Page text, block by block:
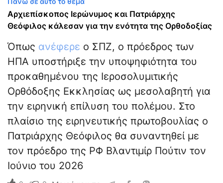
Αρχιεπίσκοπος Ιερώνυμος και Πατριάρχης
Θεόφιλος κάλεσαν για την ενότητα της Ορθοδοξίας
Όπως ανέφερε ο ΣΠΖ, ο πρόεδρος των
ΗΠΑ υποστήριξε την υποψηφιότητα του
προκαθημένου της Ιεροσολυμιτικής
Ορθόδοξης Εκκλησίας ως μεσολαβητή για
την ειρηνική επίλυση του πολέμου. Στο
πλαίσιο της ειρηνευτικής πρωτοβουλίας ο
Πατριάρχης Θεόφιλος θα συναντηθεί με
τον πρόεδρο της ΡΦ Βλαντιμίρ Πούτιν τον
Ιούνιο του 2026